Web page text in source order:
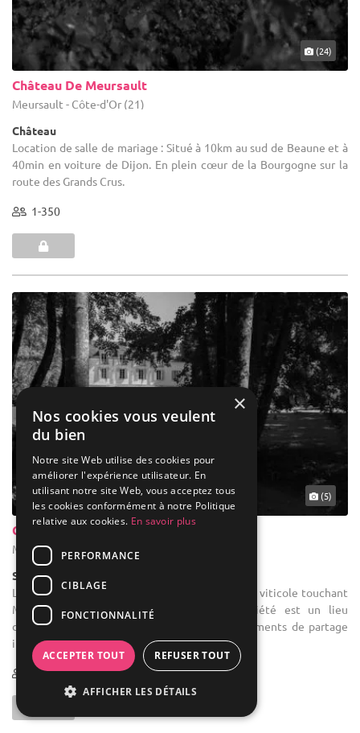
(24)
Château De Meursault
Meursault - Côte-d'Or (21)
Château
Location de salle de mariage : Situé à 10km au sud de Beaune et à
40min en voiture de Dijon. En plein cœur de la Bourgogne sur la
route des Grands Crus.
1-350
(5)
Château De Tailly
Meursault - Côte-d'Or (21)
Salle de réception
Location de salle de mariage : Située sur la côte viticole touchant
Meursault et à 5 mn de Beaune, la propriété est un lieu
d'exception qui se prête parfaitement aux moments de partage
inoubliables. ...
1-100 27 max
×
Nos cookies vous veulent
du bien
Notre site Web utilise des cookies pour
améliorer l'expérience utilisateur. En
utilisant notre site Web, vous acceptez tous
les cookies conformément à notre Politique
relative aux cookies. En savoir plus
PERFORMANCE
CIBLAGE
FONCTIONNALITÉ
ACCEPTER TOUT REFUSER TOUT
AFFICHER LES DÉTAILS